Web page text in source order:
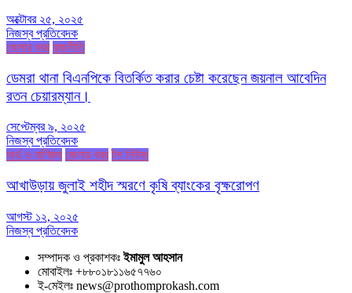
অক্টোবর ২৫, ২০২৫
নিজস্ব প্রতিবেদক
জেলার খবর রাজনীতি
ডেমরা থানা বিএনপিকে বিতর্কিত করার চেষ্টা করেছেন জয়নাল আবেদিন
রতন চেয়ারম্যান।
সেপ্টেম্বর ৯, ২০২৫
নিজস্ব প্রতিবেদক
অর্থ ও বাণিজ্য জেলার খবর টপ নিউজ
আখাউড়ায় জুলাই শহীদ স্মরণে কৃষি ব্যাংকের বৃক্ষরোপণ
আগস্ট ১২, ২০২৫
নিজস্ব প্রতিবেদক
সম্পাদক ও প্রকাশকঃইমামুল আহসান
মোবাইলঃ +৮৮০১৮১১৬৫৭৭৬০
ই-মেইলঃ news@prothomprokash.com